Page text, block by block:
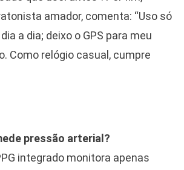
amador, comenta: “Uso só
a dia; deixo o GPS para meu
Como relógio casual, cumpre
pressão arterial?
integrado monitora apenas